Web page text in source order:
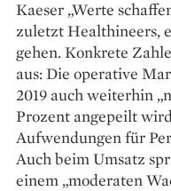
Kaeser „Werte
zuletzt ­Healthineers,
gehen. Konkrete
aus: Die operative
2019 auch weiterhin
Prozent angepeilt
Aufwendungen für
Auch beim Umsatz
einem „moderaten